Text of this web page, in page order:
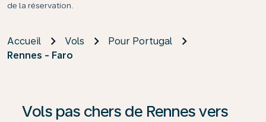
de la réservation.
Accueil Vols
Pour Portugal
Rennes - Faro
Vols pas chers de Rennes vers
Si aucun résultat n’est disponible, cliquez sur «